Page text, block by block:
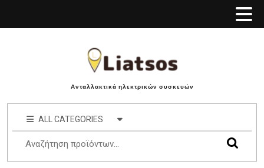
Ανταλλακτικά ηλεκτρικών συσκευών
ALL CATEGORIES